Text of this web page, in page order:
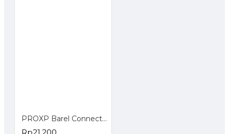
PROXP Barel Connector RJ45 1 to 1 Waterproof Outdoor